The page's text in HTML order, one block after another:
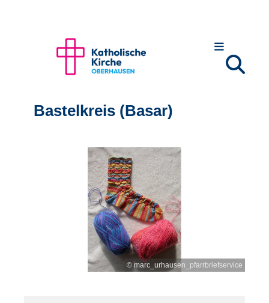
Bastelkreis (Basar)
© marc_urhausen_pfarrbriefservice